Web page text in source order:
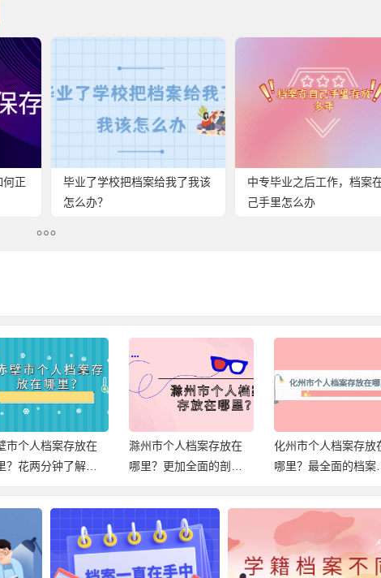
何正
毕业了学校把档案给我了我该
怎么办？
中专毕业之后工作，档案
己手里怎么办
市个人档案存放在
？花两分钟了解档
滁州市个人档案存放在
哪里？更加全面的剖析
化州市个人档案存放
哪里？最全面的档案